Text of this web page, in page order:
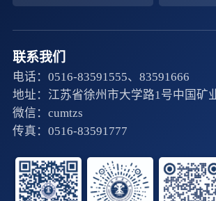
联系我们
电话：0516-83591555、83591666
地址：江苏省徐州市大学路1号中国矿
微信：cumtzs
传真：0516-83591777